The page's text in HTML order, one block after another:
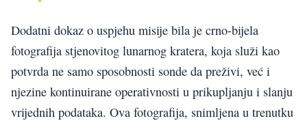
Dodatni dokaz o uspjehu misije bila je crno-bijela
fotografija stjenovitog lunarnog kratera, koja služi kao
potvrda ne samo sposobnosti sonde da preživi, već i
njezine kontinuirane operativnosti u prikupljanju i slanju
vrijednih podataka. Ova fotografija, snimljena u trenutku